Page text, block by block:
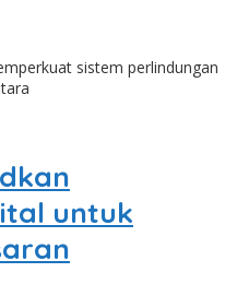
sistem perlindungan
untuk